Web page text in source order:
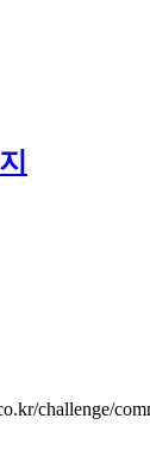
challenge/